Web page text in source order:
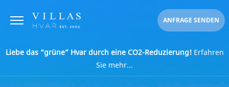
ANFRAGE SENDEN
Liebe das “grüne” Hvar durch eine CO2-Reduzierung!Erfahren
Sie mehr...